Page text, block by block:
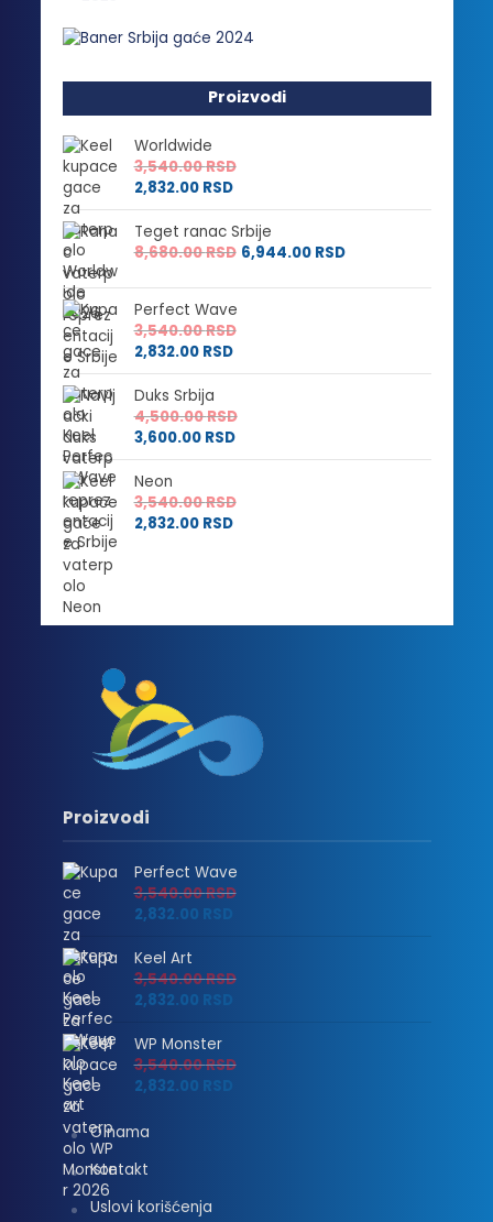
Proizvodi
Worldwide
3,540.00RSD
2,832.00 RSD
Teget ranac Srbije
8,680.00RSD 6,944.00 RSD
Perfect Wave
3,540.00RSD
2,832.00 RSD
Duks Srbija
4,500.00RSD
3,600.00 RSD
Neon
3,540.00RSD
2,832.00 RSD
Proizvodi
Perfect Wave
3,540.00RSD
2,832.00 RSD
Keel Art
3,540.00RSD
2,832.00 RSD
WP Monster
3,540.00RSD
2,832.00 RSD
O nama
Kontakt
Uslovi korišćenja